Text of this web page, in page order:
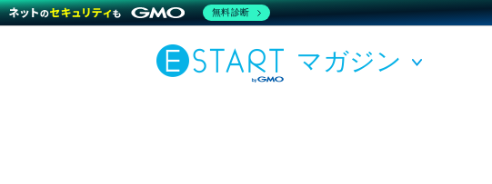
マガジン
無料診断